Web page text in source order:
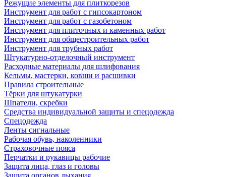
Режущие элементы для плиткорезов
Инструмент для работ с гипсокартоном
Инструмент для работ с газобетоном
Инструмент для плиточных и каменных работ
Инструмент для общестроительных работ
Инструмент для трубных работ
Штукатурно-отделочный инструмент
Расходные материалы для шлифования
Кельмы, мастерки, ковши и расшивки
Правила строительные
Тёрки для штукатурки
Шпатели, скребки
Средства индивидуальной защиты и спецодежда
Спецодежда
Ленты сигнальные
Рабочая обувь, наколенники
Страховочные пояса
Перчатки и рукавицы рабочие
Защита лица, глаз и головы
Защита органов дыхания